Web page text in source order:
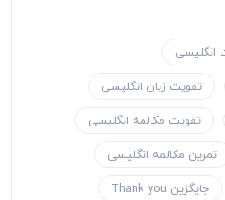
انگلیسی
تقویت زبان انگلیسی
تقویت مکالمه انگلیسی
تمرین مکالمه انگلیسی
جایگزین Thank you